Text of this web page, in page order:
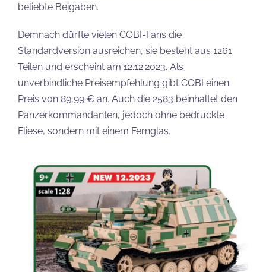
beliebte Beigaben.
Demnach dürfte vielen COBI-Fans die
Standardversion ausreichen, sie besteht aus 1261
Teilen und erscheint am 12.12.2023. Als
unverbindliche Preisempfehlung gibt COBI einen
Preis von 89,99 € an. Auch die 2583 beinhaltet den
Panzerkommandanten, jedoch ohne bedruckte
Fliese, sondern mit einem Fernglas.